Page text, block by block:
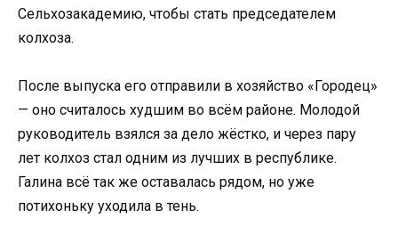
Сельхозакадемию, чтобы стать председателем
колхоза.
После выпуска его отправили в хозяйство «Городец»
— оно считалось худшим во всём районе. Молодой
руководитель взялся за дело жёстко, и через пару
лет колхоз стал одним из лучших в республике.
Галина всё так же оставалась рядом, но уже
потихоньку уходила в тень.